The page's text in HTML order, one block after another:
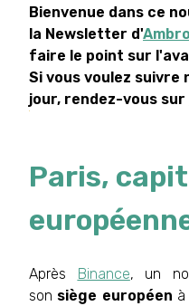
Bienvenue dans ce
la Newsletter d'Ambro
faire le point sur
Si vous voulez suivre
jour, rendez-vous sur
Paris,
Après Binance, un
son siège européen à